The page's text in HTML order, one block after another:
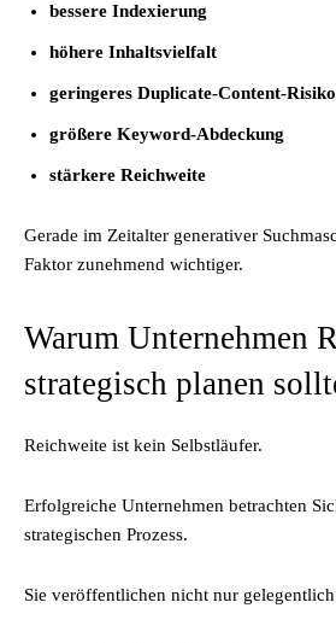
bessere Indexierung
höhere Inhaltsvielfalt
geringeres Duplicate-Content-Risiko
größere Keyword-Abdeckung
stärkere Reichweite
Gerade im Zeitalter generativer
Faktor zunehmend wichtiger.
Warum Unternehmen
strategisch planen
Reichweite ist kein Selbstläufer.
Erfolgreiche Unternehmen betrachten
strategischen Prozess.
Sie veröffentlichen nicht nur